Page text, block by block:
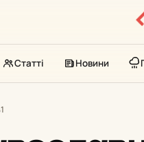
Статті Новини